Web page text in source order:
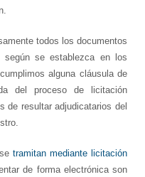
todos los documentos
se establezca en los
alguna cláusula de
del proceso de licitación
de resultar adjudicatarios del
setramitan mediante licitación
de forma electrónica son